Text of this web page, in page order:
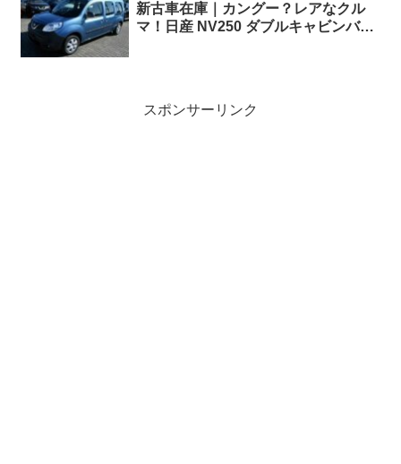
新古車在庫｜カングー？レアなクル
マ！日産 NV250 ダブルキャビンバン
スポンサーリンク